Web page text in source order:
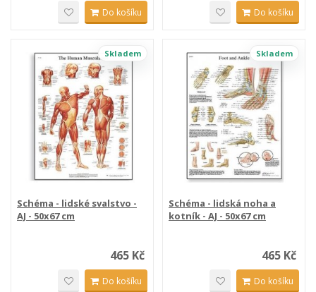
Do košíku Do košíku
Skladem
Schéma - lidské svalstvo -
AJ - 50x67 cm
465 Kč
Do košíku
Skladem
Schéma - lidská noha a
kotník - AJ - 50x67 cm
465 Kč
Do košíku